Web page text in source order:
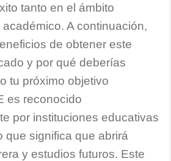
tanto en el ámbito
A continuación,
de obtener este
y por qué deberías
tu próximo objetivo
es reconocido
por instituciones educativas
que significa que abrirá
y estudios futuros. Este